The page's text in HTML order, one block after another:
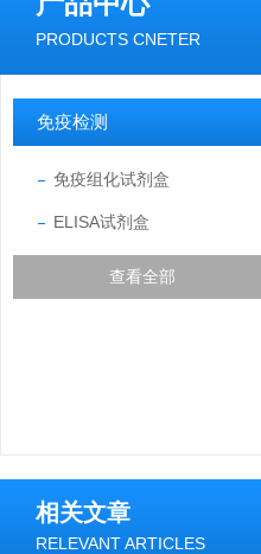
PRODUCTS CNETER
免疫检测
免疫组化试剂盒
ELISA试剂盒
查看全部
相关文章
RELEVANT ARTICLES